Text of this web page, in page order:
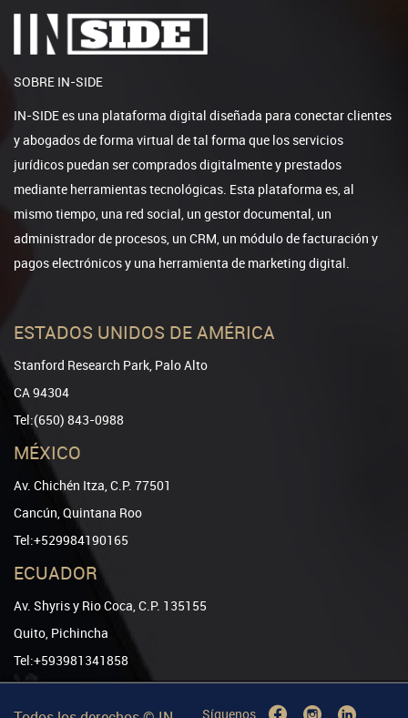
SOBRE IN-SIDE
IN-SIDE es una plataforma digital diseñada para conectar clientes
y abogados de forma virtual de tal forma que los servicios
jurídicos puedan ser comprados digitalmente y prestados
mediante herramientas tecnológicas. Esta plataforma es, al
mismo tiempo, una red social, un gestor documental, un
administrador de procesos, un CRM, un módulo de facturación y
pagos electrónicos y una herramienta de marketing digital.
ESTADOS UNIDOS DE AMÉRICA
Stanford Research Park, Palo Alto
CA 94304
Tel:(650) 843-0988
MÉXICO
Av. Chichén Itza, C.P. 77501
Cancún, Quintana Roo
Tel:+529984190165
ECUADOR
Av. Shyris y Rio Coca, C.P. 135155
Quito, Pichincha
Tel:+593981341858
Síguenos